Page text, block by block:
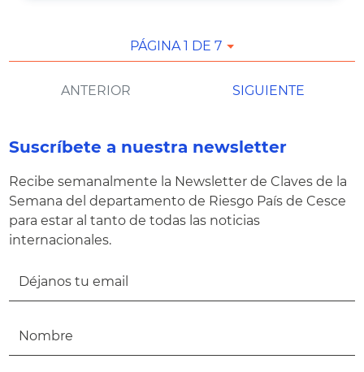
PÁGINA 1 DE 7
ANTERIOR SIGUIENTE
Suscríbete a nuestra newsletter
Recibe semanalmente la Newsletter de Claves de la
Semana del departamento de Riesgo País de Cesce
para estar al tanto de todas las noticias
internacionales.